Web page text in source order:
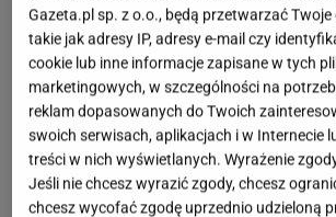
Tarnowie. Zajmuje się w nim
trumien i malowaniem zmarłych do
brak klientów nie narzeka, a
prosperuje na tyle dobrze, że
zamieszkała w luksusowym
Niedawno zrobiło się o niej głośno
w jednym z fast foodów.
Gazeta.pl sp. z o.o., będą przetwarzać
takie jak adresy IP, adresy e-mail czy
cookie lub inne informacje zapisane w tych
marketingowych, w szczególności na
reklam dopasowanych do Twoich
swoich serwisach, aplikacjach i w Internecie
treści w nich wyświetlanych. Wyrażenie
Jeśli nie chcesz wyrazić zgody, chcesz
chcesz wycofać zgodę uprzednio udzieloną